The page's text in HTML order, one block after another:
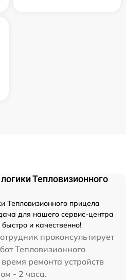
Тепловизионного
Тепловизионного прицела
для нашего сервис-центра
и качественно!
проконсультирует
Тепловизионного
ремонта устройств
- 2 часа.